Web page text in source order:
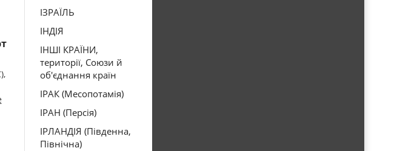
ІЗРАЇЛЬ
ІНДІЯ
ІНШІ КРАЇНИ,
території, Союзи й
об'єднання країн
ІРАК (Месопотамія)
ІРАН (Персія)
ІРЛАНДІЯ (Південна,
Північна)